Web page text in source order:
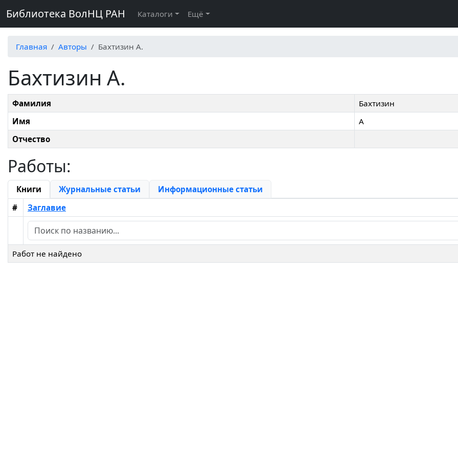
Библиотека ВолНЦ РАН Каталоги Ещё
Главная Авторы Бахтизин А.
Бахтизин А.
Фамилия
Бахтизин
Имя
А
Отчество
Работы:
Книги Журнальные статьи
Информационные статьи
#
Заглавие
Работ не найдено